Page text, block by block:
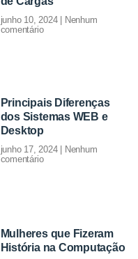
junho 10, 2024
Nenhum
comentário
Principais Diferenças
dos Sistemas WEB e
Desktop
junho 17, 2024
Nenhum
comentário
Mulheres que Fizeram
História na Computação